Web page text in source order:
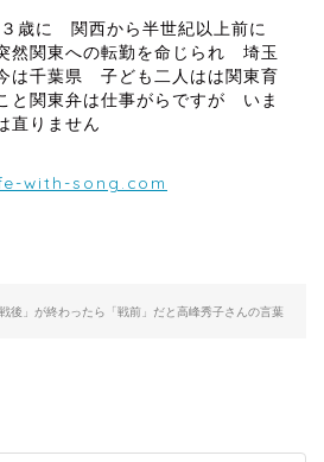
歳に 関西から半世紀以上前に
然関東への転勤を命じられ 埼玉
は千葉県 子ども二人はは関東育
と関東弁は仕事がらですが いま
直りません
with-song.com
戦後」が終わったら「戦前」だと高峰秀子さんの言葉